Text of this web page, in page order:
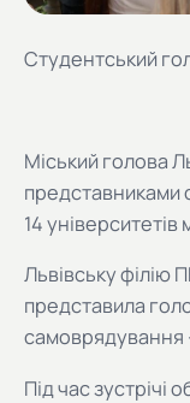
Студентський
Міський голова
представниками
14 університетів
Львівську філію
представила
Під час зустрічі